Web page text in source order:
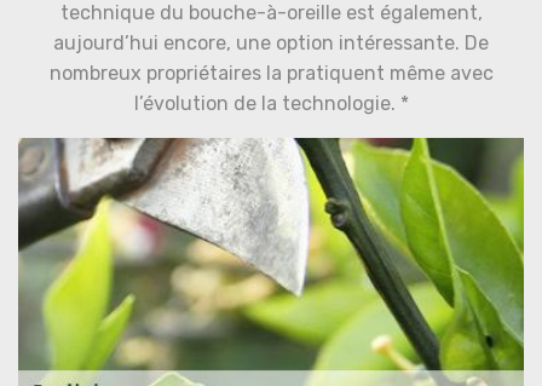
technique du bouche-à-oreille est également,
aujourd’hui encore, une option intéressante. De
nombreux propriétaires la pratiquent même avec
l’évolution de la technologie. *